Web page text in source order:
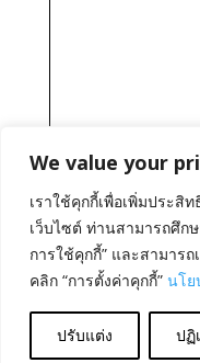
We value your
เราใช้คุกกี้เพื่อเพิ่มประ
เว็บไซต์ ท่านสามารถศึก
การใช้คุกกี้” และสามาร
คลิก “การตั้งค่าคุกกี้” นโย
ปรับแต่ง ปฏิ